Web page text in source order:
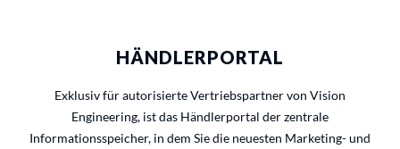
HÄNDLERPORTAL
Exklusiv für autorisierte Vertriebspartner von Vision
Engineering, ist das Händlerportal der zentrale
Informationsspeicher, in dem Sie die neuesten Marketing- und